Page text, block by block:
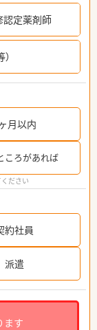
認定薬剤師
月以内
ころがあれば
ださい
約社員
派遣
ます